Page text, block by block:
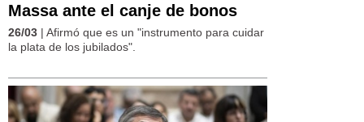
Massa ante el canje de bonos
26/03 | Afirmó que es un "instrumento para cuidar
la plata de los jubilados".